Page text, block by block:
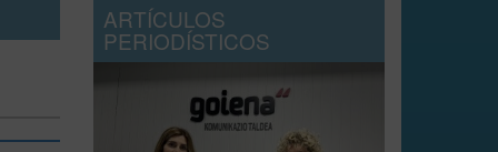
ARTÍCULOS
PERIODÍSTICOS